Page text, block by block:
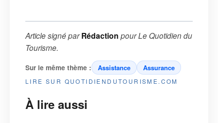
Article signé parRédaction pourLe Quotidien du
Tourisme.
Sur le même thème : Assistance Assurance
LIRE SUR QUOTIDIENDUTOURISME.COM
À lire aussi